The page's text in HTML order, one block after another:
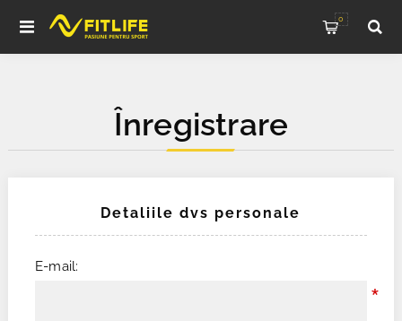
0
Înregistrare
Detaliile dvs personale
E-mail:
*